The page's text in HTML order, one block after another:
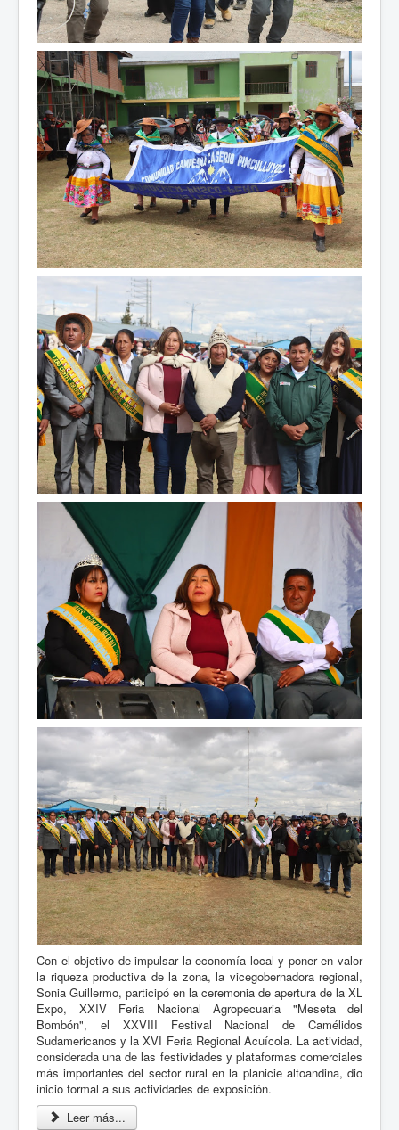
Con el objetivo de impulsar la economía local y poner en valor
la riqueza productiva de la zona, la vicegobernadora regional,
Sonia Guillermo, participó en la ceremonia de apertura de la XL
Expo, XXIV Feria Nacional Agropecuaria "Meseta del
Bombón", el XXVIII Festival Nacional de Camélidos
Sudamericanos y la XVI Feria Regional Acuícola. La actividad,
considerada una de las festividades y plataformas comerciales
más importantes del sector rural en la planicie altoandina, dio
inicio formal a sus actividades de exposición.
Leer más...